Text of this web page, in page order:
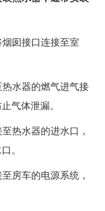
囱接口连接至室
水器的燃气进气接
气体泄漏。
热水器的进水口，
。
房车的电源系统，